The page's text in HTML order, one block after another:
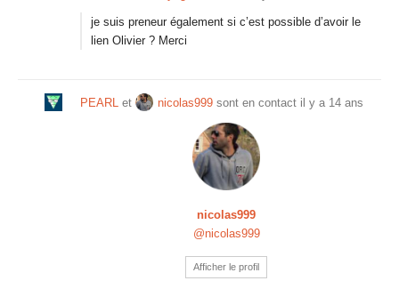
je suis preneur également si c’est possible d’avoir le
lien Olivier ? Merci
PEARL et nicolas999 sont en contact il y a 14 ans
nicolas999
@nicolas999
Afficher le profil